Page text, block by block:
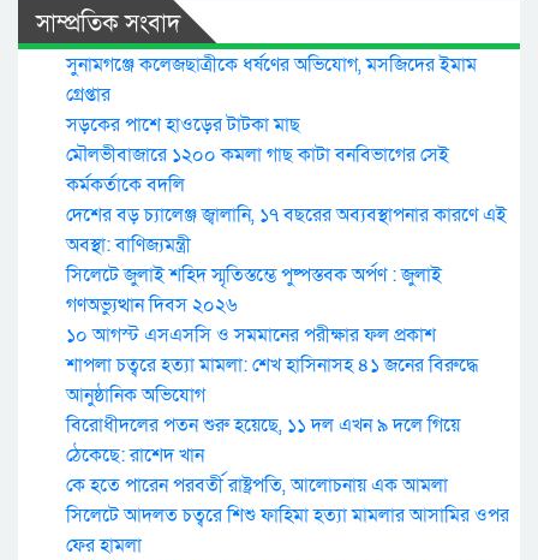
সাম্প্রতিক সংবাদ
সুনামগঞ্জে কলেজছাত্রীকে ধর্ষণের অভিযোগ, মসজিদের ইমাম
গ্রেপ্তার
সড়কের পাশে হাওড়ের টাটকা মাছ
মৌলভীবাজারে ১২০০ কমলা গাছ কাটা বনবিভাগের সেই
কর্মকর্তাকে বদলি
দেশের বড় চ্যালেঞ্জ জ্বালানি, ১৭ বছরের অব্যবস্থাপনার কারণে এই
অবস্থা: বাণিজ্যমন্ত্রী
সিলেটে জুলাই শহিদ স্মৃতিস্তম্ভে পুষ্পস্তবক অর্পণ : জুলাই
গণঅভ্যুত্থান দিবস ২০২৬
১০ আগস্ট এসএসসি ও সমমানের পরীক্ষার ফল প্রকাশ
শাপলা চত্বরে হত্যা মামলা: শেখ হাসিনাসহ ৪১ জনের বিরুদ্ধে
আনুষ্ঠানিক অভিযোগ
বিরোধীদলের পতন শুরু হয়েছে, ১১ দল এখন ৯ দলে গিয়ে
ঠেকেছে: রাশেদ খান
কে হতে পারেন পরবর্তী রাষ্ট্রপতি, আলোচনায় এক আমলা
সিলেটে আদলত চত্বরে শিশু ফাহিমা হত্যা মামলার আসামির ওপর
ফের হামলা